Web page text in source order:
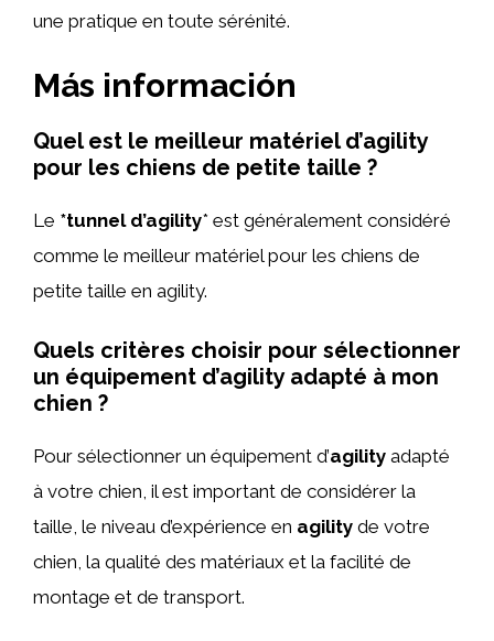
une pratique en toute sérénité.
Más información
Quel est le meilleur matériel d’agility
pour les chiens de petite taille ?
Le *tunnel d’agility* est généralement considéré
comme le meilleur matériel pour les chiens de
petite taille en agility.
Quels critères choisir pour sélectionner
un équipement d’agility adapté à mon
chien ?
Pour sélectionner un équipement d’agility adapté
à votre chien, il est important de considérer la
taille, le niveau d’expérience en agility de votre
chien, la qualité des matériaux et la facilité de
montage et de transport.